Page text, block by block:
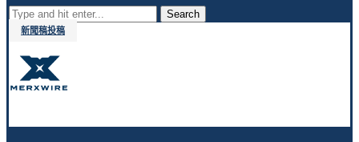
Search
新聞稿投稿